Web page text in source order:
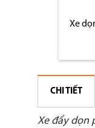
Xe
CHI TIẾT
Xe đẩy dọn